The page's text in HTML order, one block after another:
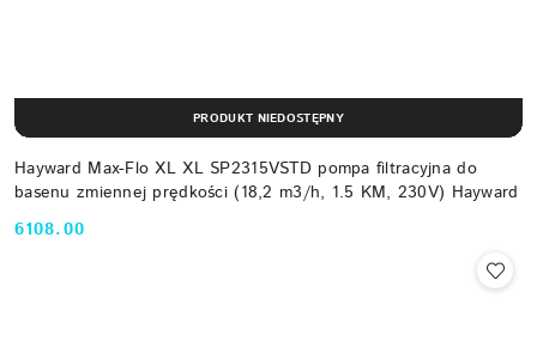
Hayward Max-Flo XL XL SP2315VSTD pompa filtracyjna do
basenu zmiennej prędkości (18,2 m3/h, 1.5 KM, 230V) Hayward
Cena:
6108.00
PRODUKT NIEDOSTĘPNY